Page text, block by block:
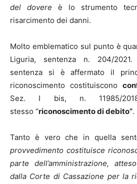
del dovere è lo strumento
risarcimento dei danni.
Molto emblematico sul punto è
Liguria, sentenza n. 204/
sentenza si è affermato il
riconoscimento costituiscono
Sez. I bis, n. 11985/
stesso “riconoscimento di debito”.
Tanto è vero che in quella
provvedimento costituisce
parte dell’amministrazione, atteso
dalla Corte di Cassazione per la